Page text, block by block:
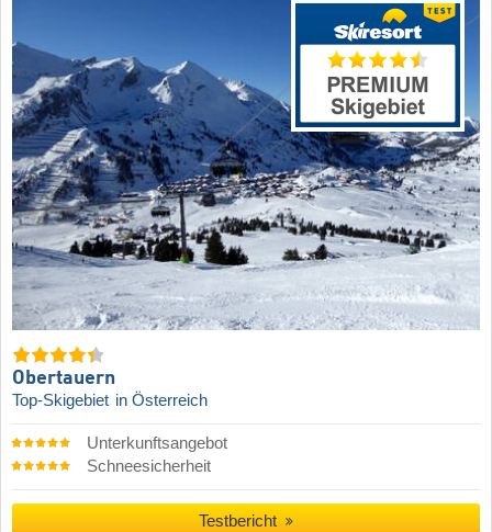
Obertauern
Top-Skigebiet in Österreich
Unterkunftsangebot
Schneesicherheit
Testbericht